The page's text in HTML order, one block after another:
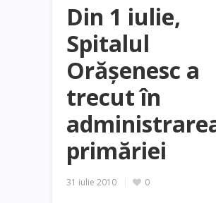
Din 1 iulie,
Spitalul
Orăşenesc a
trecut în
primăriei
31 iulie 2010 0